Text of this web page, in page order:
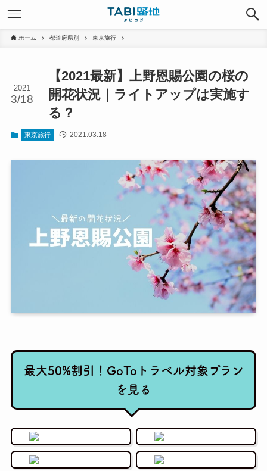
ホーム 都道府県別 東京旅行
【2021最新】上野恩賜公園の桜の
開花状況｜ライトアップは実施す
る？
2021
3/18
東京旅行 2021.03.18
最大50%割引！GoToトラベル対象プラン
を見る